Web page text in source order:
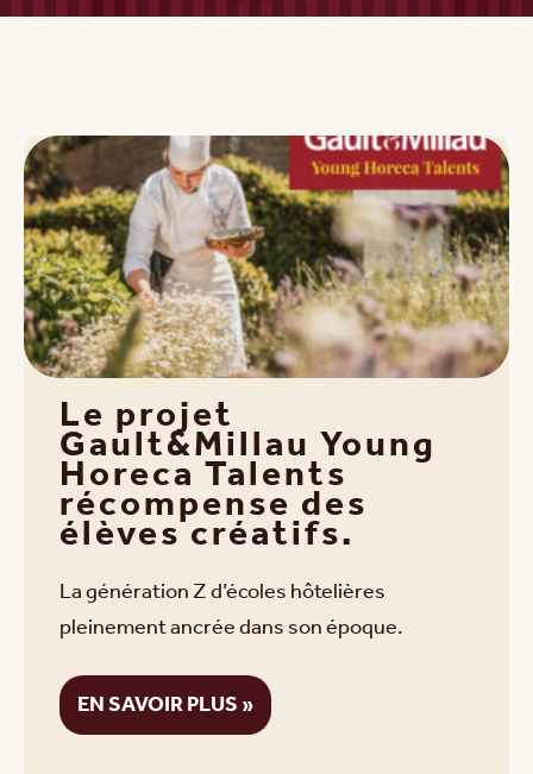
Le projet
Gault&Millau Young
Horeca Talents
récompense des
élèves créatifs.
La génération Z d’écoles hôtelières
pleinement ancrée dans son époque.
EN SAVOIR PLUS »